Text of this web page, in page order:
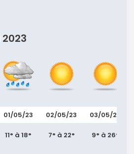
2023
01/05/23
11° à 18°
02/05/23
7° à 22°
03/05/23
9° à 26°